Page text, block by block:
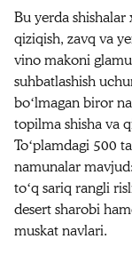
Bu yerda
qiziqish, zavq va
vino makoni
suhbatlashish
boʻlmagan biror
topilma shisha va
Toʻplamdagi 500
namunalar
toʻq sariq rangli
desert sharobi
muskat navlari.